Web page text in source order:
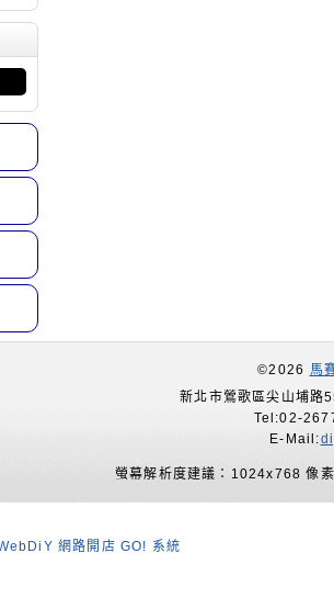
©2026 馬
新北市鶯歌區尖山埔路
Tel:02-
E-Mail:
螢幕解析度建議：1024x768 像
網路開店 GO! 系統